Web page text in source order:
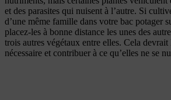
et des parasites qui nuisent à l’autre. Si
d’une même famille dans votre bac potager
placez-les à bonne distance les unes des
trois autres végétaux entre elles. Cela devrait
nécessaire et contribuer à ce qu’elles ne se